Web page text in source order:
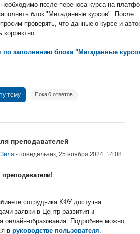
необходимо после переноса курса на
блок "Метаданные курсов". После
проверять, что данные о курсе и
корректно.
по заполнению блока "Метаданные
тему Пока 0 ответов
преподавателей
- понедельник, 25 ноября 2024, 14:08
сотрудника КФУ доступна
заявки в Центр развития и
онлайн-образования. Подробнее можно
в руководстве пользователя